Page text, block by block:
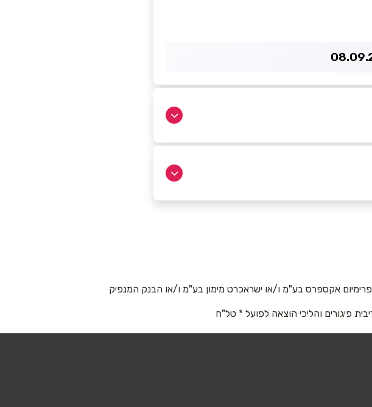
אקספרס בע"מ ו/או ישראכרט מימון בע"מ ו/או הבנק המנפיק
פיגורים והליכי הוצאה לפועל * טל"ח